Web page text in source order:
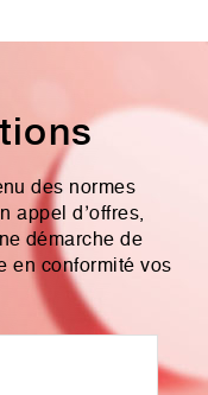
des normes
appel d’offres,
démarche de
en conformité vos